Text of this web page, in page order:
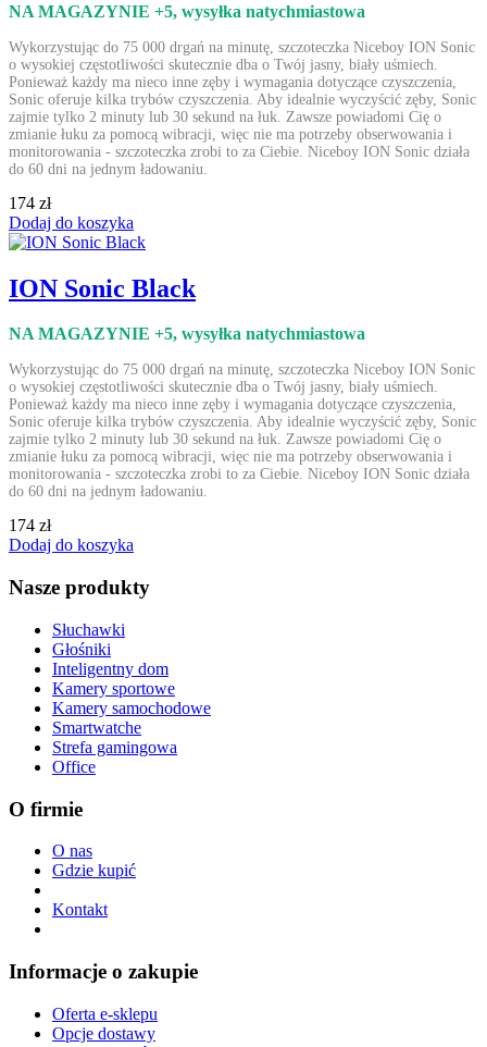
NA MAGAZYNIE +5, wysyłka natychmiastowa
Wykorzystując do 75 000 drgań na minutę, szczoteczka Niceboy ION Sonic
o wysokiej częstotliwości skutecznie dba o Twój jasny, biały uśmiech.
Ponieważ każdy ma nieco inne zęby i wymagania dotyczące czyszczenia,
Sonic oferuje kilka trybów czyszczenia. Aby idealnie wyczyścić zęby, Sonic
zajmie tylko 2 minuty lub 30 sekund na łuk. Zawsze powiadomi Cię o
zmianie łuku za pomocą wibracji, więc nie ma potrzeby obserwowania i
monitorowania - szczoteczka zrobi to za Ciebie. Niceboy ION Sonic działa
do 60 dni na jednym ładowaniu.
174 zł
Dodaj do koszyka
ION Sonic Black
NA MAGAZYNIE +5, wysyłka natychmiastowa
Wykorzystując do 75 000 drgań na minutę, szczoteczka Niceboy ION Sonic
o wysokiej częstotliwości skutecznie dba o Twój jasny, biały uśmiech.
Ponieważ każdy ma nieco inne zęby i wymagania dotyczące czyszczenia,
Sonic oferuje kilka trybów czyszczenia. Aby idealnie wyczyścić zęby, Sonic
zajmie tylko 2 minuty lub 30 sekund na łuk. Zawsze powiadomi Cię o
zmianie łuku za pomocą wibracji, więc nie ma potrzeby obserwowania i
monitorowania - szczoteczka zrobi to za Ciebie. Niceboy ION Sonic działa
do 60 dni na jednym ładowaniu.
174 zł
Dodaj do koszyka
Nasze produkty
Słuchawki
Głośniki
Inteligentny dom
Kamery sportowe
Kamery samochodowe
Smartwatche
Strefa gamingowa
Office
O firmie
O nas
Gdzie kupić
Kontakt
Informacje o zakupie
Oferta e-sklepu
Opcje dostawy